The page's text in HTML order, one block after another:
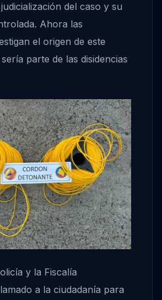
del caso y su
Ahora las
el origen de este
parte de las disidencias
y la Fiscalía
a la ciudadanía para